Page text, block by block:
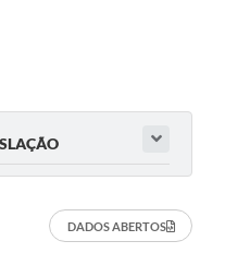
DADOS ABERTOS